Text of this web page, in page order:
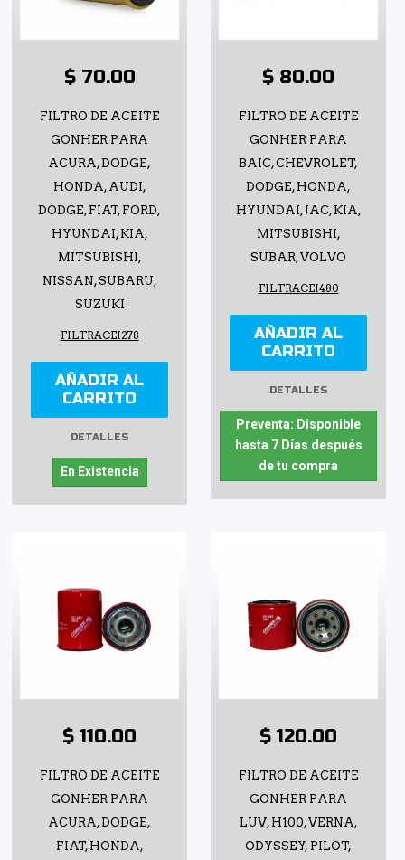
$ 70.00
FILTRO DE ACEITE
GONHER PARA
ACURA, DODGE,
HONDA, AUDI,
DODGE, FIAT, FORD,
HYUNDAI, KIA,
MITSUBISHI,
NISSAN, SUBARU,
SUZUKI
FILTRACEI278
AÑADIR AL
CARRITO
DETALLES
En Existencia
$ 80.00
FILTRO DE ACEITE
GONHER PARA
BAIC, CHEVROLET,
DODGE, HONDA,
HYUNDAI, JAC, KIA,
MITSUBISHI,
SUBAR, VOLVO
FILTRACEI480
AÑADIR AL
CARRITO
DETALLES
Preventa: Disponible
hasta 7 Días después
de tu compra
$ 110.00
FILTRO DE ACEITE
GONHER PARA
ACURA, DODGE,
FIAT, HONDA,
$ 120.00
FILTRO DE ACEITE
GONHER PARA
LUV, H100, VERNA,
ODYSSEY, PILOT,